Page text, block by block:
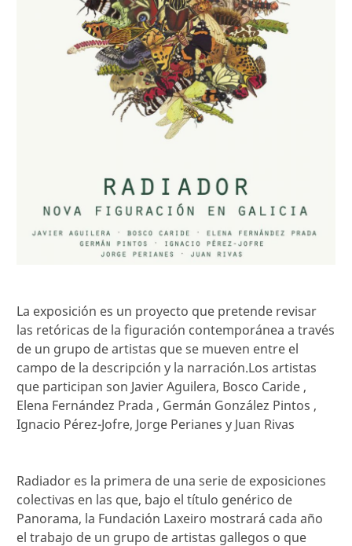
La exposición es un proyecto que pretende revisar
las retóricas de la figuración contemporánea a través
de un grupo de artistas que se mueven entre el
campo de la descripción y la narración.Los artistas
que participan son Javier Aguilera, Bosco Caride ,
Elena Fernández Prada , Germán González Pintos ,
Ignacio Pérez-Jofre, Jorge Perianes y Juan Rivas
Radiador es la primera de una serie de exposiciones
colectivas en las que, bajo el título genérico de
Panorama, la Fundación Laxeiro mostrará cada año
el trabajo de un grupo de artistas gallegos o que